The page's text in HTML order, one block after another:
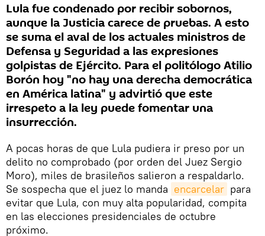
Lula fue condenado por recibir sobornos,
aunque la Justicia carece de pruebas. A esto
se suma el aval de los actuales ministros de
Defensa y Seguridad a las expresiones
golpistas de Ejército. Para el politólogo Atilio
Borón hoy "no hay una derecha democrática
en América latina" y advirtió que este
irrespeto a la ley puede fomentar una
insurrección.
A pocas horas de que Lula pudiera ir preso por un
delito no comprobado (por orden del Juez Sergio
Moro), miles de brasileños salieron a respaldarlo.
Se sospecha que el juez lo manda encarcelar para
evitar que Lula, con muy alta popularidad, compita
en las elecciones presidenciales de octubre
próximo.